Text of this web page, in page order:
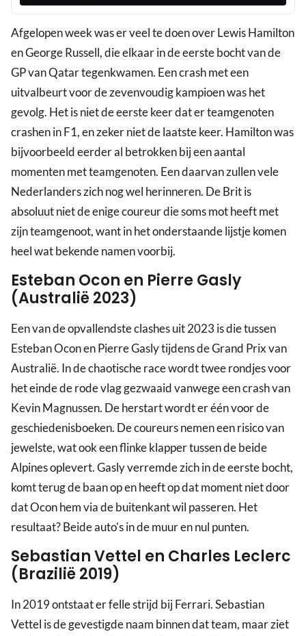
Afgelopen week was er veel te doen over Lewis Hamilton
en George Russell, die elkaar in de eerste bocht van de
GP van Qatar tegenkwamen. Een crash met een
uitvalbeurt voor de zevenvoudig kampioen was het
gevolg. Het is niet de eerste keer dat er teamgenoten
crashen in F1, en zeker niet de laatste keer. Hamilton was
bijvoorbeeld eerder al betrokken bij een aantal
momenten met teamgenoten. Een daarvan zullen vele
Nederlanders zich nog wel herinneren. De Brit is
absoluut niet de enige coureur die soms mot heeft met
zijn teamgenoot, want in het onderstaande lijstje komen
heel wat bekende namen voorbij.
Esteban Ocon en Pierre Gasly
(Australië 2023)
Een van de opvallendste clashes uit 2023 is die tussen
Esteban Ocon en Pierre Gasly tijdens de Grand Prix van
Australië. In de chaotische race wordt twee rondjes voor
het einde de rode vlag gezwaaid vanwege een crash van
Kevin Magnussen. De herstart wordt er één voor de
geschiedenisboeken. De coureurs nemen een risico van
jewelste, wat ook een flinke klapper tussen de beide
Alpines oplevert. Gasly verremde zich in de eerste bocht,
komt terug de baan op en heeft op dat moment niet door
dat Ocon hem via de buitenkant wil passeren. Het
resultaat? Beide auto's in de muur en nul punten.
Sebastian Vettel en Charles Leclerc
(Brazilië 2019)
In 2019 ontstaat er felle strijd bij Ferrari. Sebastian
Vettel is de gevestigde naam binnen dat team, maar ziet